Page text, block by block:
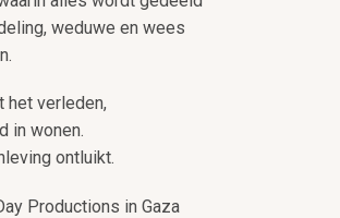
weduwe en wees
het verleden,
in wonen.
ontluikt.
Productions in Gaza